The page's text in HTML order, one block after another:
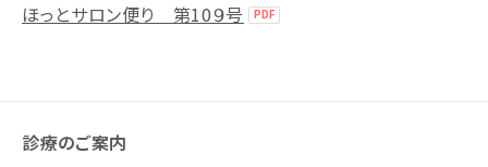
ほっとサロン便り 第10９号
診療のご案内